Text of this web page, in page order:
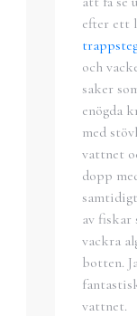
efter ett
och
saker
enögda
med
vattnet
dopp
av fiskar
vackra
botten.
vattnet.